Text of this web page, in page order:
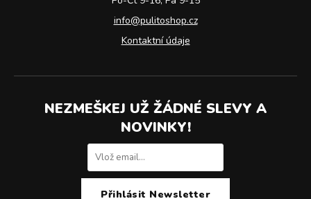
info@pulitoshop.cz
Kontaktní údaje
NEZMEŠKEJ UŽ ŽÁDNÉ SLEVY A
NOVINKY!